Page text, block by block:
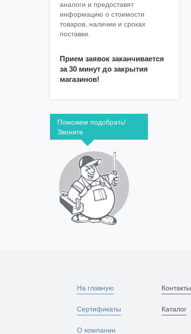
аналоги и предоставят
информацию о стоимости
товаров, наличии и сроках
поставки.
Прием заявок заканчивается
за 30 минут до закрытия
магазинов!
Поможем подобрать!
Звоните
На главную
Сертификаты
О компании
Контакты
Каталог